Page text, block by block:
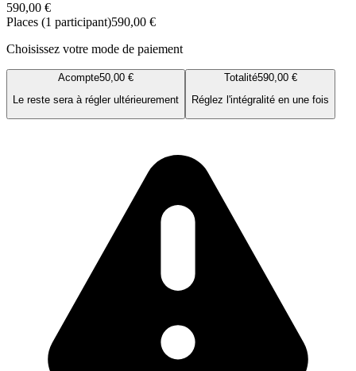
590,00 €
Places (1 participant)590,00 €
Choisissez votre mode de paiement
Acompte50,00 €
Le reste sera à régler ultérieurement
Totalité590,00 €
Réglez l'intégralité en une fois